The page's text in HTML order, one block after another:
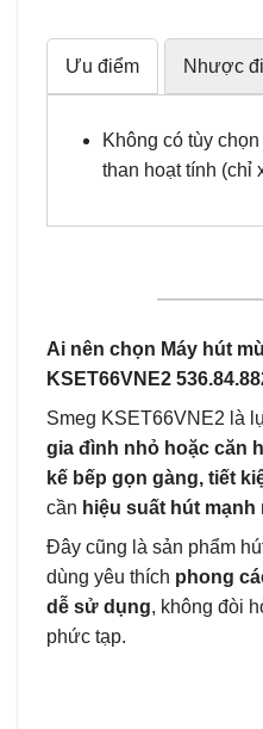
Ưu điểm Nhược
Không có tùy
than hoạt tính (chỉ
Ai nên chọn Máy hút
KSET66VNE2
Smeg KSET66VNE2 là
gia đình nhỏ hoặc căn
kế bếp gọn gàng, tiết
cần hiệu suất hút mạnh
Đây cũng là sản phẩm
dùng yêu thích phong
dễ sử dụng, không đòi
phức tạp.